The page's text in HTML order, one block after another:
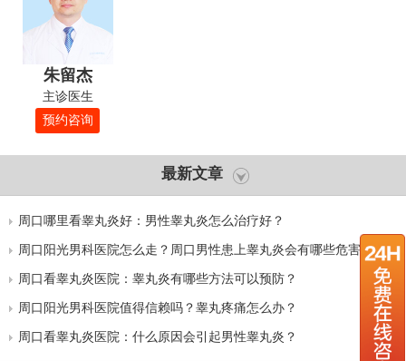
朱留杰
主诊医生
预约咨询
最新文章
周口哪里看睾丸炎好：男性睾丸炎怎么治疗好？
周口阳光男科医院怎么走？周口男性患上睾丸炎会有哪些危害？
周口看睾丸炎医院：睾丸炎有哪些方法可以预防？
周口阳光男科医院值得信赖吗？睾丸疼痛怎么办？
周口看睾丸炎医院：什么原因会引起男性睾丸炎？